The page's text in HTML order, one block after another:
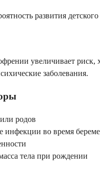
развития
увеличивает
заболевания.
родов
инфекции во время
тела при рождении